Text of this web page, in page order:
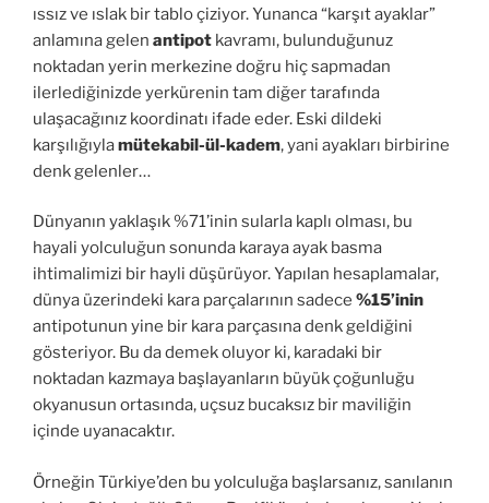
ıssız ve ıslak bir tablo çiziyor. Yunanca “karşıt ayaklar”
anlamına gelen antipot kavramı, bulunduğunuz
noktadan yerin merkezine doğru hiç sapmadan
ilerlediğinizde yerkürenin tam diğer tarafında
ulaşacağınız koordinatı ifade eder. Eski dildeki
karşılığıylamütekabil-ül-kadem, yani ayakları birbirine
denk gelenler…
Dünyanın yaklaşık %71’inin sularla kaplı olması, bu
hayali yolculuğun sonunda karaya ayak basma
ihtimalimizi bir hayli düşürüyor. Yapılan hesaplamalar,
dünya üzerindeki kara parçalarının sadece %15’inin
antipotunun yine bir kara parçasına denk geldiğini
gösteriyor. Bu da demek oluyor ki, karadaki bir
noktadan kazmaya başlayanların büyük çoğunluğu
okyanusun ortasında, uçsuz bucaksız bir maviliğin
içinde uyanacaktır.
Örneğin Türkiye’den bu yolculuğa başlarsanız, sanılanın